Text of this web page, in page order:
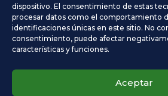
dispositivo. El consentimiento de estas
procesar datos como el comportamiento
identificaciones únicas en este sitio. No
consentimiento, puede afectar
características y funciones.
Aceptar
24 25 26 27 28
31
Comentarios recientes